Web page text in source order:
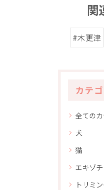
関
#木更津
カテ
全ての
犬
猫
エキゾ
トリミ